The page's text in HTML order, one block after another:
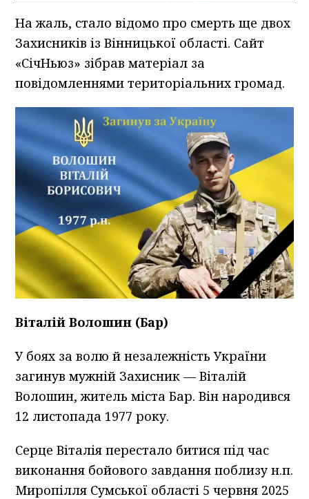
На жаль, стало відомо про смерть ще двох
Захисників із Вінницької області. Сайт
«СічНьюз» зібрав матеріал за
повідомленнями територіальних громад.
Віталій Волошин (Бар)
У боях за волю й незалежність України
загинув мужній Захисник — Віталій
Волошин, житель міста Бар. Він народився
12 листопада 1977 року.
Серце Віталія перестало битися під час
виконання бойового завдання поблизу н.п.
Миропілля Сумської області 5 червня 2025